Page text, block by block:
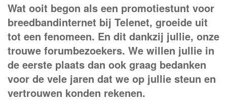
Wat ooit begon als een promotiestunt voor
breedbandinternet bij Telenet, groeide uit
tot een fenomeen. En dit dankzij jullie, onze
trouwe forumbezoekers. We willen jullie in
de eerste plaats dan ook graag bedanken
voor de vele jaren dat we op jullie steun en
vertrouwen konden rekenen.